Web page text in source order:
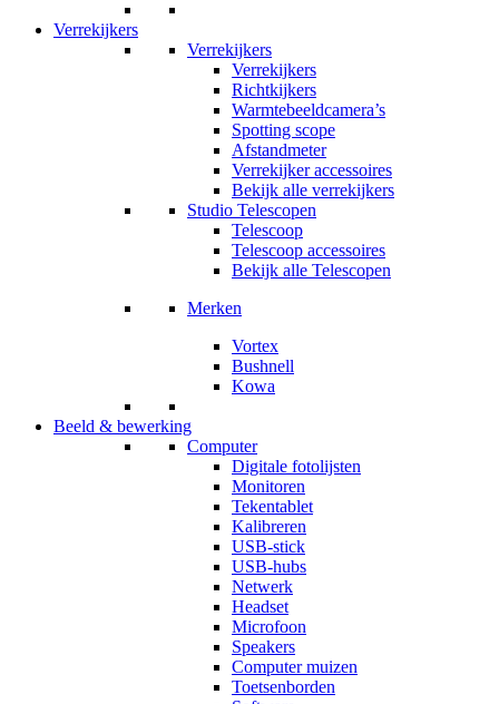
Verrekijkers
Verrekijkers
Verrekijkers
Richtkijkers
Warmtebeeldcamera’s
Spotting scope
Afstandmeter
Verrekijker accessoires
Bekijk alle verrekijkers
Studio Telescopen
Telescoop
Telescoop accessoires
Bekijk alle Telescopen
Merken
Vortex
Bushnell
Kowa
Beeld & bewerking
Computer
Digitale fotolijsten
Monitoren
Tekentablet
Kalibreren
USB-stick
USB-hubs
Netwerk
Headset
Microfoon
Speakers
Computer muizen
Toetsenborden